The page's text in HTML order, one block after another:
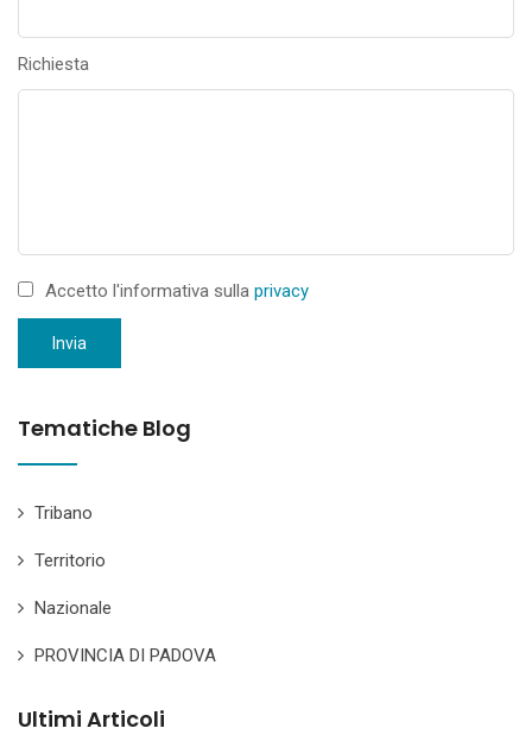
Richiesta
Accetto l'informativa sulla privacy
Invia
Tematiche Blog
Tribano
Territorio
Nazionale
PROVINCIA DI PADOVA
Ultimi Articoli